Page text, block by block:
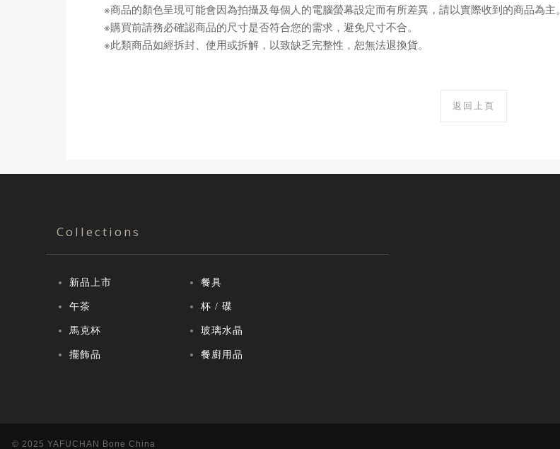
※商品的顏色呈現可能會因為拍攝及每個人的電腦螢幕設定而有所差異，請以實際收到的商品為主。
※購買前請務必確認商品的尺寸是否符合您的需求，避免尺寸不合。
※此類商品如經拆封、使用或拆解，以致缺乏完整性，恕無法退換貨。
返回上頁
Collections
新品上市 餐具
午茶 杯 / 碟
馬克杯 玻璃水晶
擺飾品 餐廚用品
© 2025 YAFUCHAN Bone China